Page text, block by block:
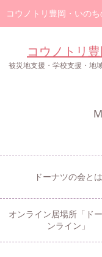
コウノトリ豊岡・いの
コウノトリ
被災地支援・学校支援・地
ドーナツの会
オンライン居場所「ド
ドーナツの会とは
オンライン居場所「ド
ンライン」